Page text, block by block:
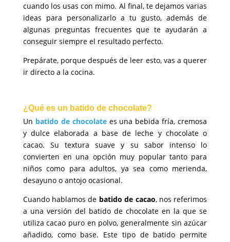
cuando los usas con mimo. Al final, te dejamos varias
ideas para personalizarlo a tu gusto, además de
algunas preguntas frecuentes que te ayudarán a
conseguir siempre el resultado perfecto.
Prepárate, porque después de leer esto, vas a querer
ir directo a la cocina.
¿Qué es un batido de chocolate?
Un batido de chocolatees una bebida fría, cremosa
y dulce elaborada a base de leche y chocolate o
cacao. Su textura suave y su sabor intenso lo
convierten en una opción muy popular tanto para
niños como para adultos, ya sea como merienda,
desayuno o antojo ocasional.
Cuando hablamos de batido de cacao, nos referimos
a una versión del batido de chocolate en la que se
utiliza cacao puro en polvo, generalmente sin azúcar
añadido, como base. Este tipo de batido permite